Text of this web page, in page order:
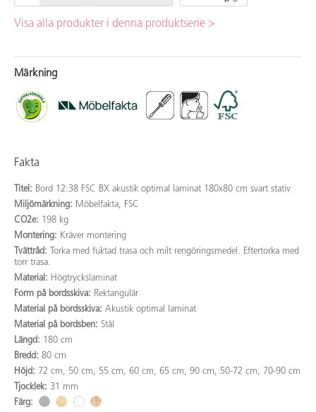
Visa alla produkter i denna produktserie >
Märkning
Fakta
Titel: Bord 12:38 FSC BX akustik optimal laminat 180x80 cm svart stativ
Miljömärkning: Möbelfakta, FSC
CO2e: 198 kg
Montering: Kräver montering
Tvättråd:
Torka med fuktad trasa och milt rengöringsmedel. Eftertorka med
torr trasa.
Material: Högtryckslaminat
Form på bordsskiva: Rektangulär
Material på bordsskiva: Akustik optimal laminat
Material på bordsben: Stål
Längd: 180 cm
Bredd: 80 cm
Höjd: 72 cm, 50 cm, 55 cm, 60 cm, 65 cm, 90 cm, 50-72 cm, 70-90 cm
Tjocklek: 31 mm
Färg: